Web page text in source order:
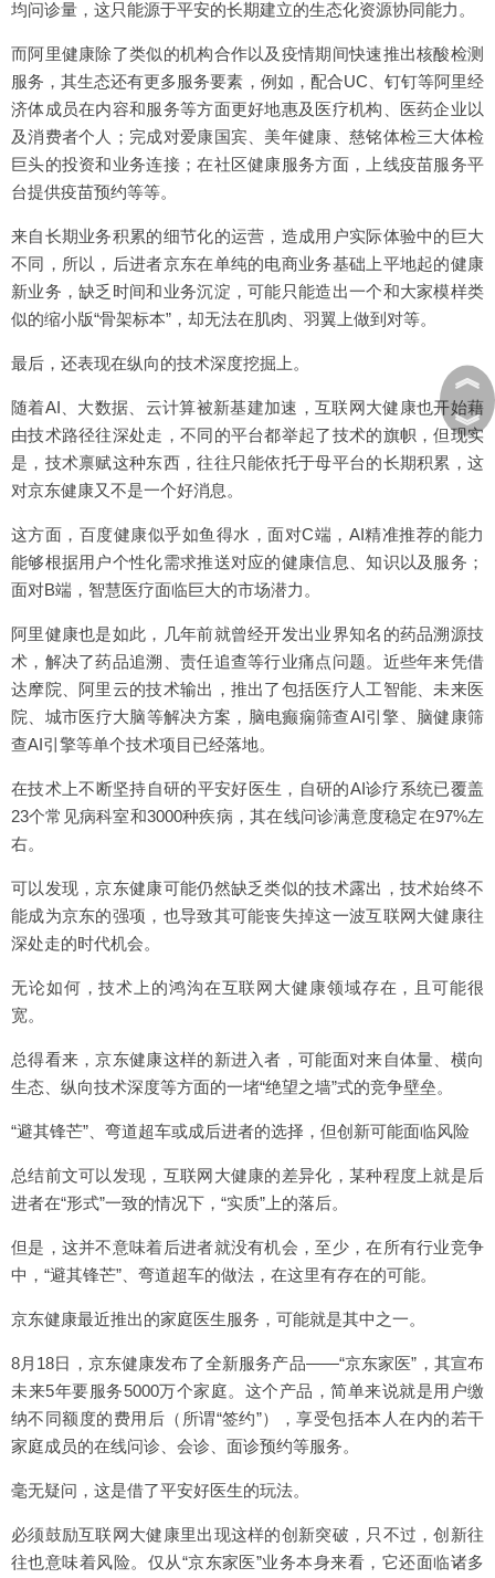
均问诊量，这只能源于平安的长期建立的生态化资源协同能力。
而阿里健康除了类似的机构合作以及疫情期间快速推出核酸检测
服务，其生态还有更多服务要素，例如，配合UC、钉钉等阿里经
济体成员在内容和服务等方面更好地惠及医疗机构、医药企业以
及消费者个人；完成对爱康国宾、美年健康、慈铭体检三大体检
巨头的投资和业务连接；在社区健康服务方面，上线疫苗服务平
台提供疫苗预约等等。
来自长期业务积累的细节化的运营，造成用户实际体验中的巨大
不同，所以，后进者京东在单纯的电商业务基础上平地起的健康
新业务，缺乏时间和业务沉淀，可能只能造出一个和大家模样类
似的缩小版“骨架标本”，却无法在肌肉、羽翼上做到对等。
最后，还表现在纵向的技术深度挖掘上。
随着AI、大数据、云计算被新基建加速，互联网大健康也开始藉
由技术路径往深处走，不同的平台都举起了技术的旗帜，但现实
是，技术禀赋这种东西，往往只能依托于母平台的长期积累，这
对京东健康又不是一个好消息。
这方面，百度健康似乎如鱼得水，面对C端，AI精准推荐的能力
能够根据用户个性化需求推送对应的健康信息、知识以及服务；
面对B端，智慧医疗面临巨大的市场潜力。
阿里健康也是如此，几年前就曾经开发出业界知名的药品溯源技
术，解决了药品追溯、责任追查等行业痛点问题。近些年来凭借
达摩院、阿里云的技术输出，推出了包括医疗人工智能、未来医
院、城市医疗大脑等解决方案，脑电癫痫筛查AI引擎、脑健康筛
查AI引擎等单个技术项目已经落地。
在技术上不断坚持自研的平安好医生，自研的AI诊疗系统已覆盖
23个常见病科室和3000种疾病，其在线问诊满意度稳定在97%左
右。
可以发现，京东健康可能仍然缺乏类似的技术露出，技术始终不
能成为京东的强项，也导致其可能丧失掉这一波互联网大健康往
深处走的时代机会。
无论如何，技术上的鸿沟在互联网大健康领域存在，且可能很
宽。
总得看来，京东健康这样的新进入者，可能面对来自体量、横向
生态、纵向技术深度等方面的一堵“绝望之墙”式的竞争壁垒。
“避其锋芒”、弯道超车或成后进者的选择，但创新可能面临风险
总结前文可以发现，互联网大健康的差异化，某种程度上就是后
进者在“形式”一致的情况下，“实质”上的落后。
但是，这并不意味着后进者就没有机会，至少，在所有行业竞争
中，“避其锋芒”、弯道超车的做法，在这里有存在的可能。
京东健康最近推出的家庭医生服务，可能就是其中之一。
8月18日，京东健康发布了全新服务产品——“京东家医”，其宣布
未来5年要服务5000万个家庭。这个产品，简单来说就是用户缴
纳不同额度的费用后（所谓“签约”），享受包括本人在内的若干
家庭成员的在线问诊、会诊、面诊预约等服务。
毫无疑问，这是借了平安好医生的玩法。
必须鼓励互联网大健康里出现这样的创新突破，只不过，创新往
往也意味着风险。仅从“京东家医”业务本身来看，它还面临诸多
︽
︾